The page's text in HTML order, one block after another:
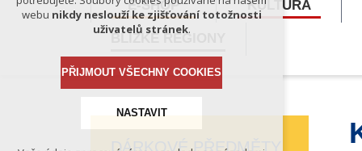
E-SHOP KULTURA
BLÍZKÉ REGIONY
DÁRKOVÉ PŘEDMĚTY
webu nikdy neslouží ke zjišťování totožnosti
uživatelů stránek.
PŘIJMOUT VŠECHNY COOKIES
NASTAVIT